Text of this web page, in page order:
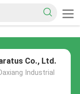
Co., Ltd.
Industrial